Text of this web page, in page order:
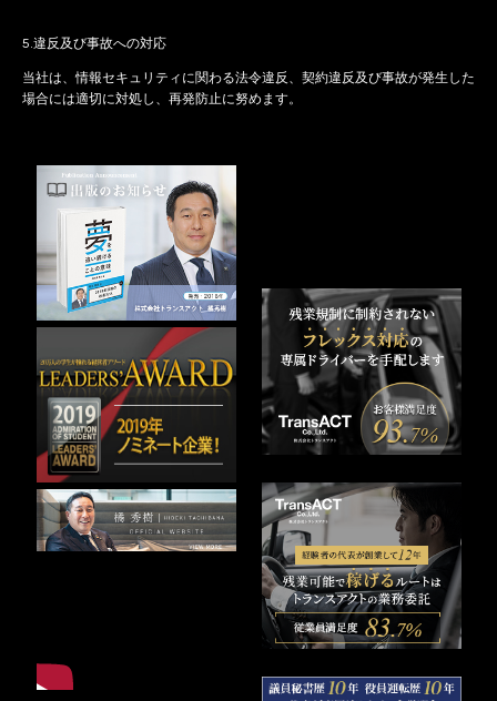
5.違反及び事故への対応
当社は、情報セキュリティに関わる法令違反、契約違反及び事故が発生した
場合には適切に対処し、再発防止に努めます。